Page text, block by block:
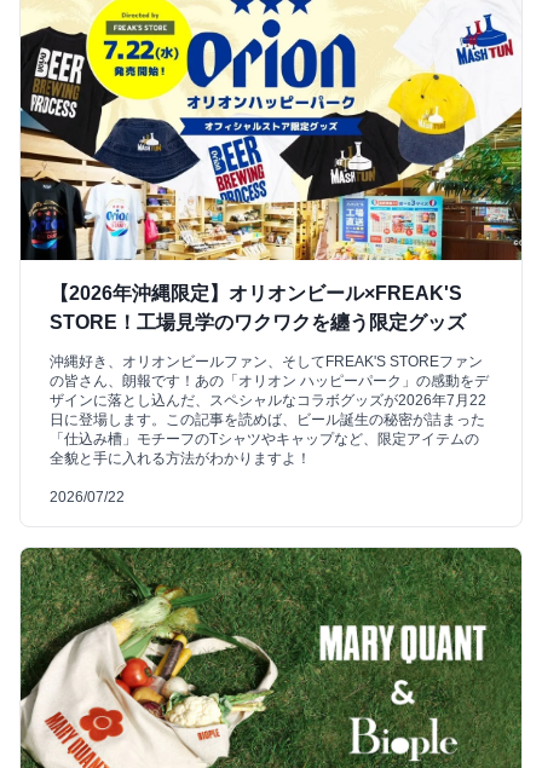
【2026年沖縄限定】オリオンビール×FREAK'S
STORE！工場見学のワクワクを纏う限定グッズ
沖縄好き、オリオンビールファン、そしてFREAK'S STOREファン
の皆さん、朗報です！あの「オリオン ハッピーパーク」の感動をデ
ザインに落とし込んだ、スペシャルなコラボグッズが2026年7月22
日に登場します。この記事を読めば、ビール誕生の秘密が詰まった
「仕込み槽」モチーフのTシャツやキャップなど、限定アイテムの
全貌と手に入れる方法がわかりますよ！
2026/07/22